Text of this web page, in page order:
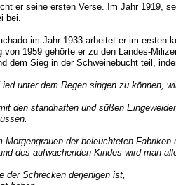
er seine ersten Verse. Im Jahr 1919,
bei.
im Jahr 1933 arbeitet er im ersten
von 1959 gehörte er zu den Landes-
dem Sieg in der Schweinebucht teil,
unter dem Regen singen zu können,
den standhaften und süßen
Morgengrauen der beleuchteten
des aufwachenden Kindes wird man
Schrecken derjenigen ist,